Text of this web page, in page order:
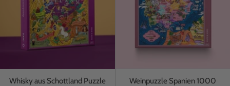
Whisky aus Schottland Puzzle
Weinpuzzle Spanien 1000